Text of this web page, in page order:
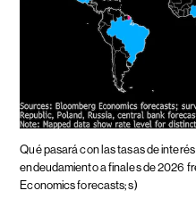
Qué pasará con las tasas de
endeudamiento a finales de 2026
Economics forecasts; s)